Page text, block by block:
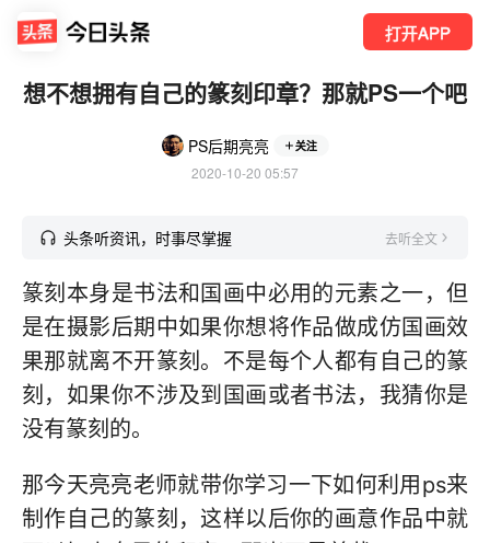
打开APP
想不想拥有自己的篆刻印章？那就PS一个吧
PS后期亮亮 关注
2020-10-20 05:57
头条听资讯，时事尽掌握 去听全文
篆刻本身是书法和国画中必用的元素之一，但
是在摄影后期中如果你想将作品做成仿国画效
果那就离不开篆刻。不是每个人都有自己的篆
刻，如果你不涉及到国画或者书法，我猜你是
没有篆刻的。
那今天亮亮老师就带你学习一下如何利用ps来
制作自己的篆刻，这样以后你的画意作品中就